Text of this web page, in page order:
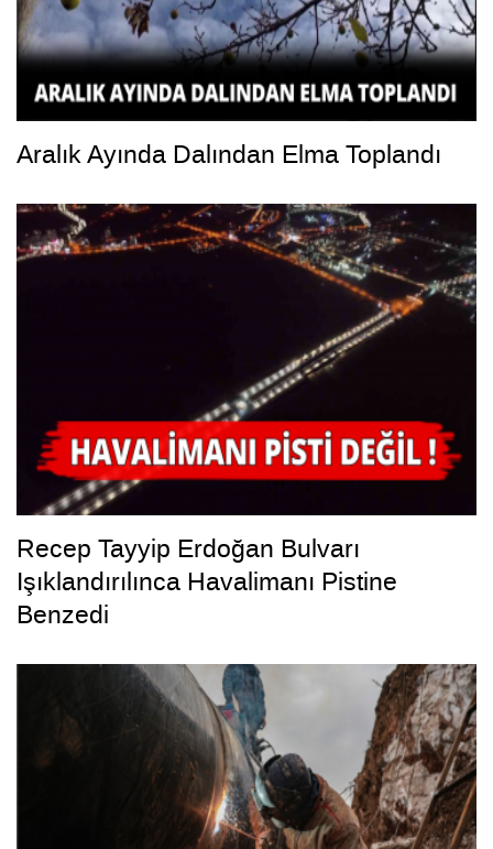
Aralık Ayında Dalından Elma Toplandı
Recep Tayyip Erdoğan Bulvarı
Işıklandırılınca Havalimanı Pistine
Benzedi